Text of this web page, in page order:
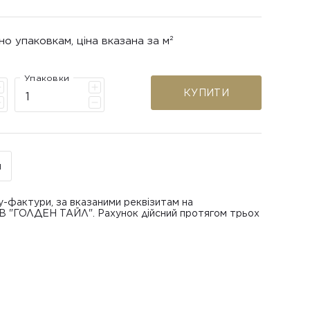
упаковкам, ціна вказана за м²
Упаковки
КУПИТИ
фактури, за вказаними реквізитам на
"ГОЛДЕН ТАЙЛ". Рахунок дійсний протягом трьох